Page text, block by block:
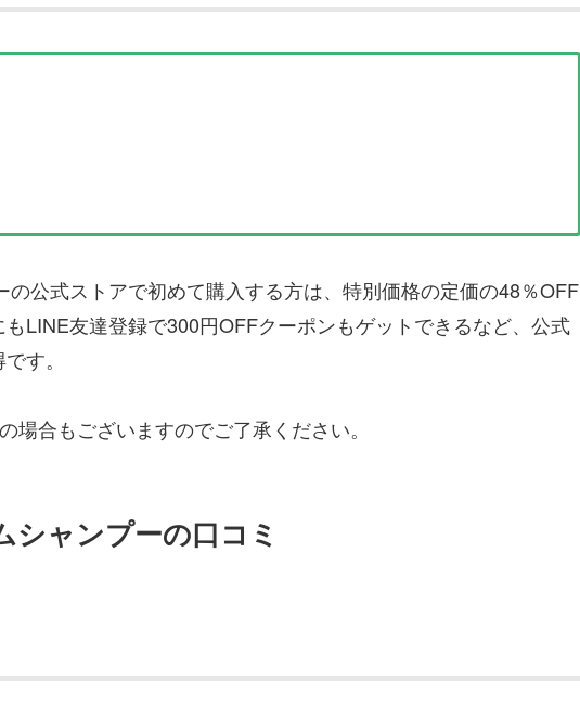
公式ストアで初めて購入する方は、特別価格の定価の48％OFF
LINE友達登録で300円OFFクーポンもゲットできるなど、公式
す。
場合もございますのでご了承ください。
ャンプーの口コミ